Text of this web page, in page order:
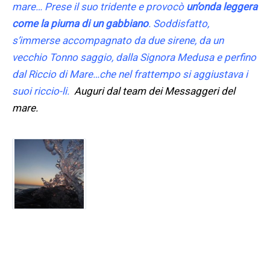
mare… Prese il suo tridente e provocò un’onda leggera
come la piuma di un gabbiano. Soddisfatto,
s’immerse accompagnato da due sirene, da un
vecchio Tonno saggio, dalla Signora Medusa e perfino
dal Riccio di Mare…che nel frattempo si aggiustava i
suoi riccio-li. Auguri dal team dei Messaggeri del
mare.